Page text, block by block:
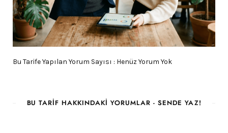
Bu Tarife Yapılan Yorum Sayısı : Henüz Yorum Yok
BU TARIF HAKKINDAKI YORUMLAR - SENDE YAZ!